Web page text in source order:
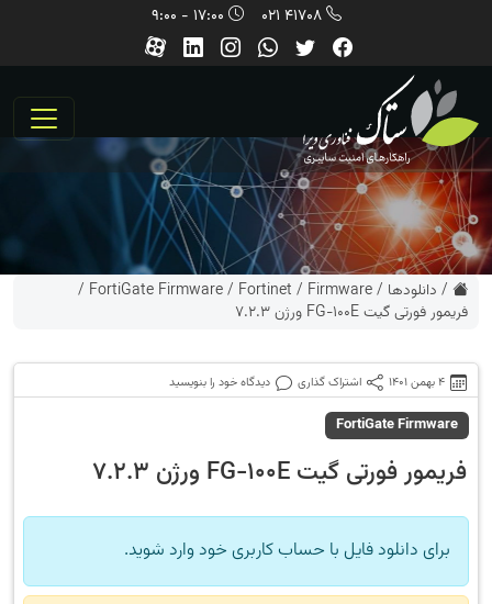
41708 021
/ دانلودها /
Firmware
/
Fortinet
/
FortiGate Firmware
/
فریمور فورتی گیت FG-100E ورژن 7.2.3
4 بهمن 1401 اشتراک گذاری دیدگاه خود را بنویسید
FortiGate Firmware
فریمور فورتی گیت FG-100E ورژن 7.2.3
برای دانلود فایل با حساب کاربری خود وارد شوید.